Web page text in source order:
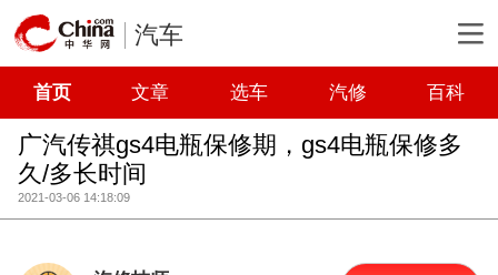
汽车
首页 文章 选车 汽修 百科
广汽传祺gs4电瓶保修期，gs4电瓶保修多
久/多长时间
2021-03-06 14:18:09